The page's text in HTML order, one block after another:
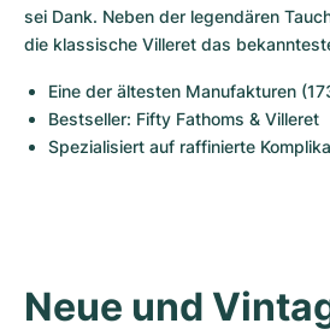
sei Dank. Neben der legendären
die klassische Villeret das
Eine der ältesten Manufakturen
Bestseller: Fifty Fathoms & Villeret
Spezialisiert auf raffinierte
Neue und